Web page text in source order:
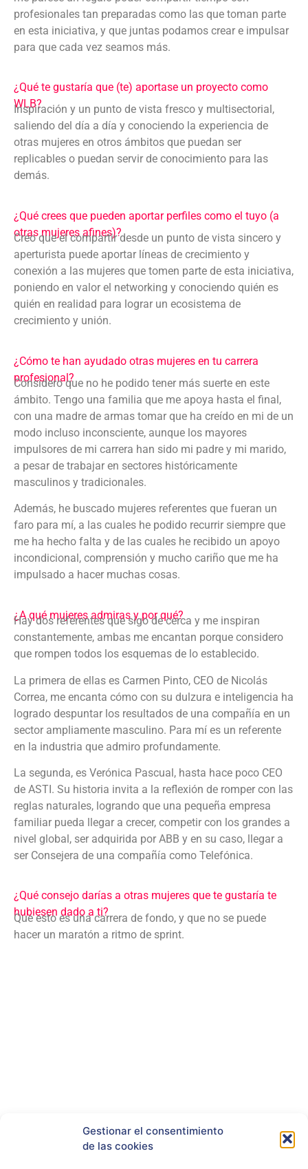
Gestionar el consentimiento
de las cookies
profesionales tan preparadas como las que toman parte
en esta iniciativa, y que juntas podamos crear e impulsar
para que cada vez seamos más.
¿Qué te gustaría que (te) aportase un proyecto como
WLB?
Inspiración y un punto de vista fresco y multisectorial,
saliendo del día a día y conociendo la experiencia de
otras mujeres en otros ámbitos que puedan ser
replicables o puedan servir de conocimiento para las
demás.
¿Qué crees que pueden aportar perfiles como el tuyo (a
otras mujeres afines)?
Creo que el compartir desde un punto de vista sincero y
aperturista puede aportar líneas de crecimiento y
conexión a las mujeres que tomen parte de esta iniciativa,
poniendo en valor el networking y conociendo quién es
quién en realidad para lograr un ecosistema de
crecimiento y unión.
¿Cómo te han ayudado otras mujeres en tu carrera
profesional?
Considero que no he podido tener más suerte en este
ámbito. Tengo una familia que me apoya hasta el final,
con una madre de armas tomar que ha creído en mi de un
modo incluso inconsciente, aunque los mayores
impulsores de mi carrera han sido mi padre y mi marido,
a pesar de trabajar en sectores históricamente
masculinos y tradicionales.
Además, he buscado mujeres referentes que fueran un
faro para mí, a las cuales he podido recurrir siempre que
me ha hecho falta y de las cuales he recibido un apoyo
incondicional, comprensión y mucho cariño que me ha
impulsado a hacer muchas cosas.
¿A qué mujeres admiras y por qué?
Hay dos referentes que sigo de cerca y me inspiran
constantemente, ambas me encantan porque considero
que rompen todos los esquemas de lo establecido.
La primera de ellas es Carmen Pinto, CEO de Nicolás
Correa, me encanta cómo con su dulzura e inteligencia ha
logrado despuntar los resultados de una compañía en un
sector ampliamente masculino. Para mí es un referente
en la industria que admiro profundamente.
La segunda, es Verónica Pascual, hasta hace poco CEO
de ASTI. Su historia invita a la reflexión de romper con las
reglas naturales, logrando que una pequeña empresa
familiar pueda llegar a crecer, competir con los grandes a
nivel global, ser adquirida por ABB y en su caso, llegar a
ser Consejera de una compañía como Telefónica.
¿Qué consejo darías a otras mujeres que te gustaría te
hubiesen dado a ti?
Que esto es una carrera de fondo, y que no se puede
hacer un maratón a ritmo de sprint.
RRSS